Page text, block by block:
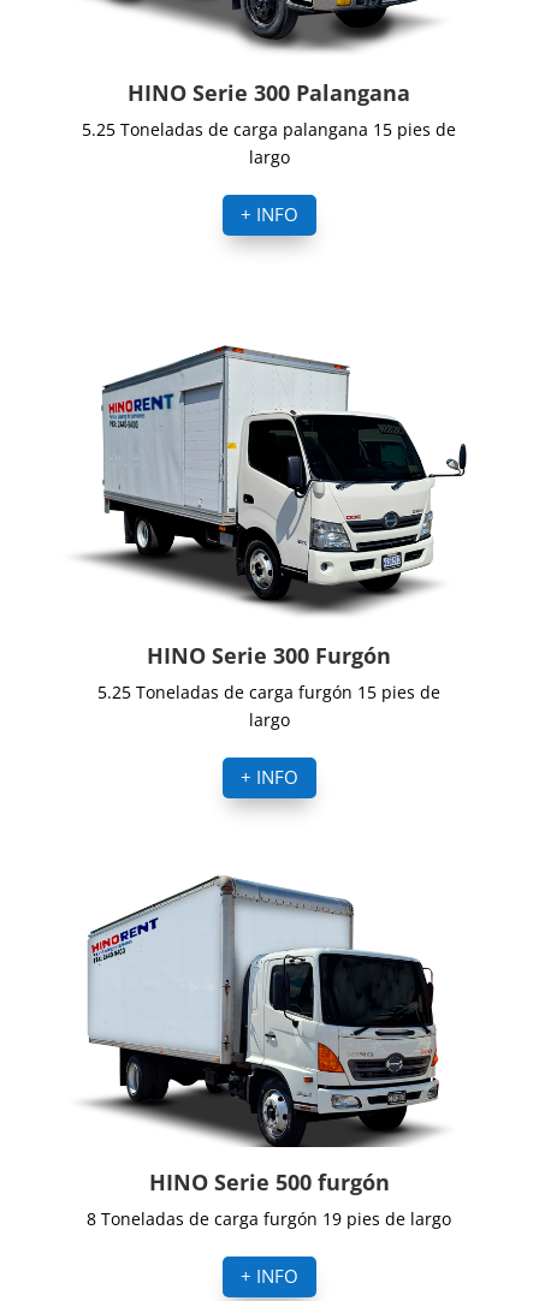
HINO Serie 300 Palangana
5.25 Toneladas de carga palangana 15 pies de
largo
+ INFO
HINO Serie 300 Furgón
5.25 Toneladas de carga furgón 15 pies de
largo
+ INFO
HINO Serie 500 furgón
8 Toneladas de carga furgón 19 pies de largo
+ INFO